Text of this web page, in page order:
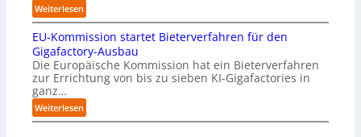
Weiterlesen:
„
E
s
k
o
m
t
EU-Kommission startet Bieterverfahren für den
Gigafactory-Ausbau
Die Europäische Kommission hat ein Bieterverfahren
zur Errichtung von bis zu sieben KI-Gigafactories in
ganz…
Weiterlesen:
E